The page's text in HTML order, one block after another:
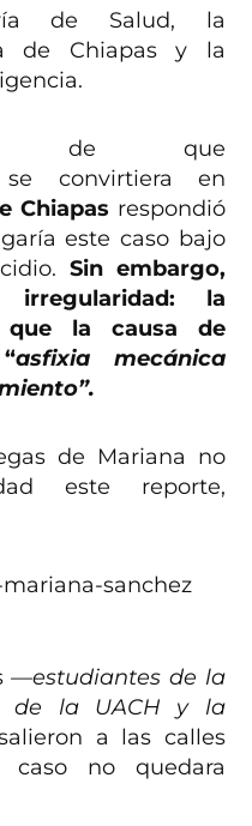
de Salud, la
de Chiapas y la
de que
convirtiera en
Chiapas respondió
este caso bajo
Sin embargo,
la
que la causa de
asfixia mecánica
de Mariana no
este reporte,
—estudiantes de la
de la UACH y la
a las calles
no quedara